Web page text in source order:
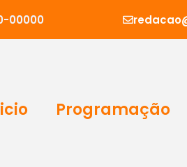
00000
Programação